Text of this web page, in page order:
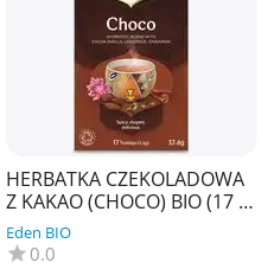
HERBATKA CZEKOLADOWA
Z KAKAO (CHOCO) BIO (17 x
2,2 g) 37,4 g - YOGI TEA
Eden BIO
0.0